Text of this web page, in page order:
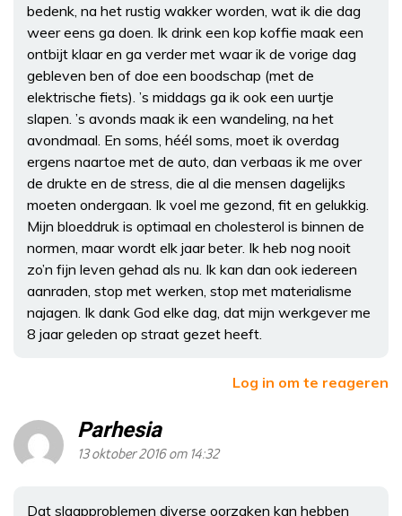
bedenk, na het rustig wakker worden, wat ik die dag
weer eens ga doen. Ik drink een kop koffie maak een
ontbijt klaar en ga verder met waar ik de vorige dag
gebleven ben of doe een boodschap (met de
elektrische fiets). ’s middags ga ik ook een uurtje
slapen. ’s avonds maak ik een wandeling, na het
avondmaal. En soms, héél soms, moet ik overdag
ergens naartoe met de auto, dan verbaas ik me over
de drukte en de stress, die al die mensen dagelijks
moeten ondergaan. Ik voel me gezond, fit en gelukkig.
Mijn bloeddruk is optimaal en cholesterol is binnen de
normen, maar wordt elk jaar beter. Ik heb nog nooit
zo’n fijn leven gehad als nu. Ik kan dan ook iedereen
aanraden, stop met werken, stop met materialisme
najagen. Ik dank God elke dag, dat mijn werkgever me
8 jaar geleden op straat gezet heeft.
Log in om te reageren
Parhesia
13 oktober 2016 om 14:32
Dat slaapproblemen diverse oorzaken kan hebben